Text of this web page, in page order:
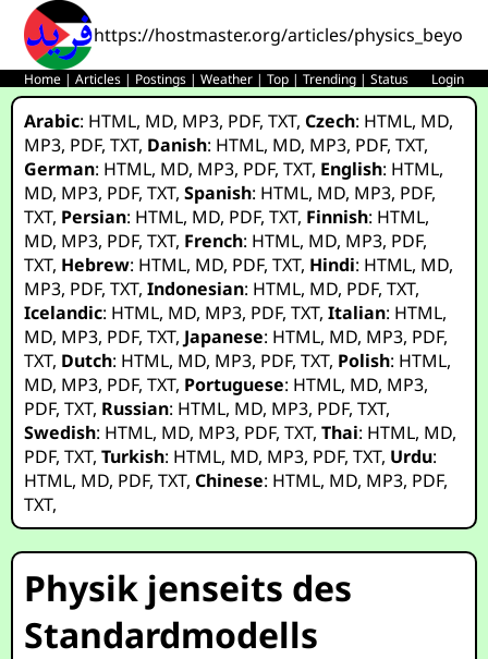
https://hostmaster.org/articles/
Home |Articles | Postings |Weather |Top |Trending |Status Login
Arabic: HTML, MD, MP3, PDF,TXT,Czech: HTML, MD,
MP3, PDF,TXT, Danish: HTML, MD, MP3, PDF,TXT,
German: HTML, MD, MP3, PDF,TXT, English: HTML,
MD, MP3, PDF,TXT,Spanish: HTML, MD, MP3, PDF,
TXT, Persian: HTML, MD, PDF,TXT, Finnish: HTML,
MD, MP3, PDF,TXT, French: HTML, MD, MP3, PDF,
TXT, Hebrew: HTML, MD, PDF,TXT, Hindi: HTML, MD,
MP3, PDF,TXT,Indonesian: HTML, MD, PDF,TXT,
Icelandic: HTML, MD, MP3, PDF,TXT,Italian: HTML,
MD, MP3, PDF,TXT, Japanese: HTML, MD, MP3, PDF,
TXT, Dutch: HTML, MD, MP3, PDF,TXT, Polish: HTML,
MD, MP3, PDF,TXT, Portuguese: HTML, MD, MP3,
PDF,TXT, Russian: HTML, MD, MP3, PDF,TXT,
Swedish: HTML, MD, MP3, PDF,TXT,Thai: HTML, MD,
PDF,TXT,Turkish: HTML, MD, MP3, PDF,TXT, Urdu:
HTML, MD, PDF,TXT,Chinese: HTML, MD, MP3, PDF,
TXT,
Physik jenseits des
Standardmodells